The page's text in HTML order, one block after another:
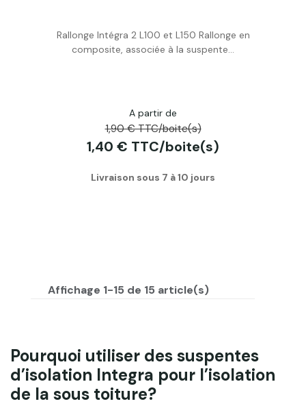
Acheter
Rallonge Intégra 2 L100 et L150 Rallonge en
composite, associée à la suspente...
A partir de
1,90 € TTC/boite(s)
1,40 € TTC/boite(s)
Livraison sous 7 à 10 jours
Affichage 1-15 de 15 article(s)
Pourquoi utiliser des suspentes
d’isolation Integra pour l’isolation
de la sous toiture?